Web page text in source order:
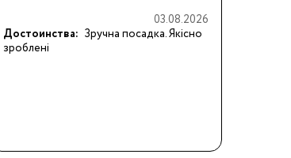
03.08.2026
Достоинства: Зручна посадка. Якісно
зроблені